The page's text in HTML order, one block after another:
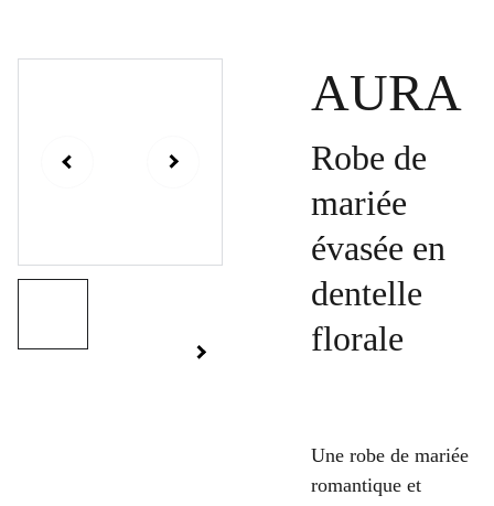
AURA
Robe de
mariée
évasée en
dentelle
florale
Une robe de mariée
romantique et